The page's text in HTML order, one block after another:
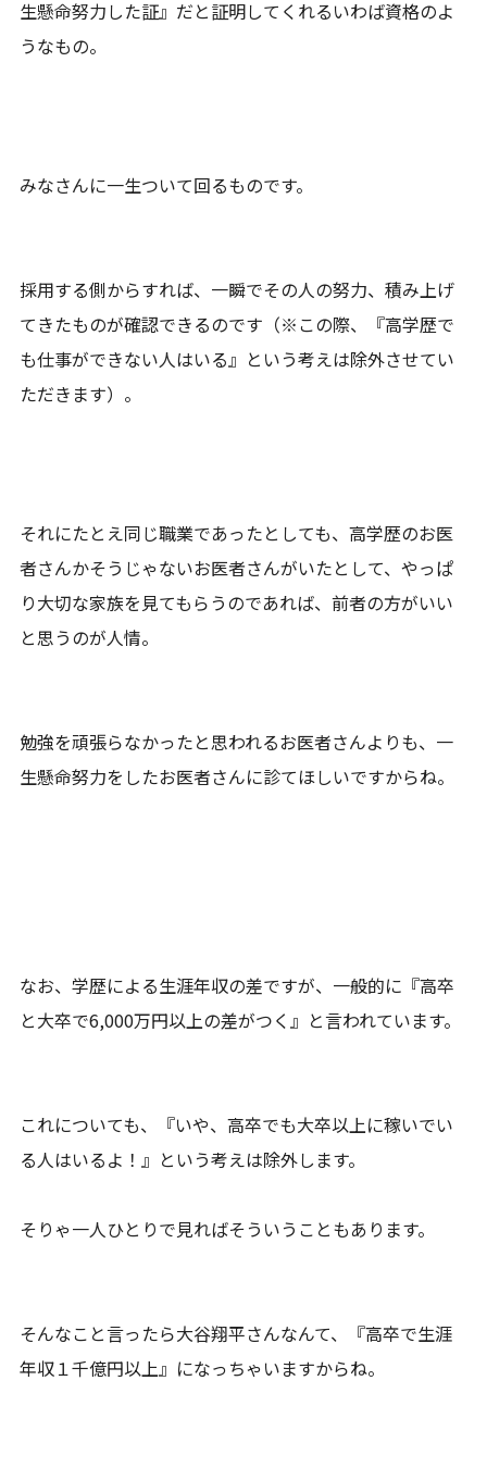
生懸命努力した証』だと証明してくれるいわば資格のよ
うなもの。
みなさんに一生ついて回るものです。
採用する側からすれば、一瞬でその人の努力、積み上げ
てきたものが確認できるのです（※この際、『高学歴で
も仕事ができない人はいる』という考えは除外させてい
ただきます）。
それにたとえ同じ職業であったとしても、高学歴のお医
者さんかそうじゃないお医者さんがいたとして、やっぱ
り大切な家族を見てもらうのであれば、前者の方がいい
と思うのが人情。
勉強を頑張らなかったと思われるお医者さんよりも、一
生懸命努力をしたお医者さんに診てほしいですからね。
なお、学歴による生涯年収の差ですが、一般的に『高卒
と大卒で6,000万円以上の差がつく』と言われています。
これについても、『いや、高卒でも大卒以上に稼いでい
る人はいるよ！』という考えは除外します。
そりゃ一人ひとりで見ればそういうこともあります。
そんなこと言ったら大谷翔平さんなんて、『高卒で生涯
年収１千億円以上』になっちゃいますからね。